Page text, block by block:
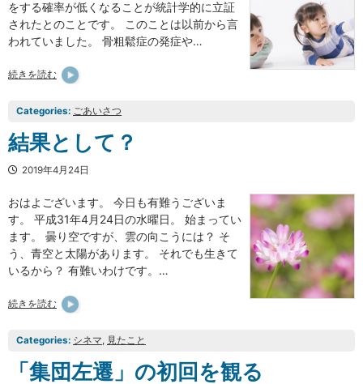
をする確率が低くなることが統計学的に立証
されたとのことです。 このことは以前から言
われていました。 骨粗鬆症の発症や…
続きを読む
Categories: ごあいさつ
結果として？
2019年4月24日
おはよございます。 今日も有難うございま
す。 平成31年4月24日の水曜日。 始まってい
ます。 曇り空ですが、雲の向こうには？ そ
う、青空と太陽があります。 それでも生きて
いるから？ 有難いわけです。…
続きを読む
Categories: シネマ, 見たこと
「集団左遷」の初回を観る